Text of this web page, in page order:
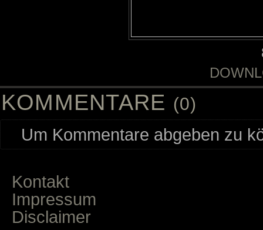
KOMMENTARE (0)
Um Kommentare abgeben zu
Kontakt
Impressum
Disclaimer